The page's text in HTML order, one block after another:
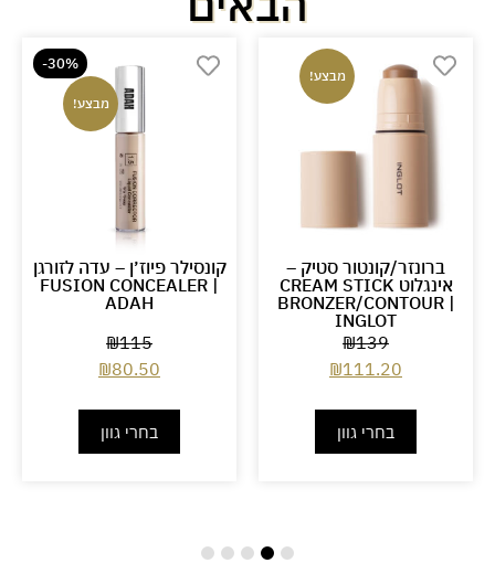
מבצע!
ברונזר/קונטור סטיק –
אינגלוט CREAM STICK
BRONZER/CONTOUR |
INGLOT
₪139
₪111.20
בחרי גוון
-30%
מבצע!
קונסילר פיוז׳ן – עדה לזורגן
FUSION CONCEALER |
ADAH
₪115
₪80.50
בחרי גוון